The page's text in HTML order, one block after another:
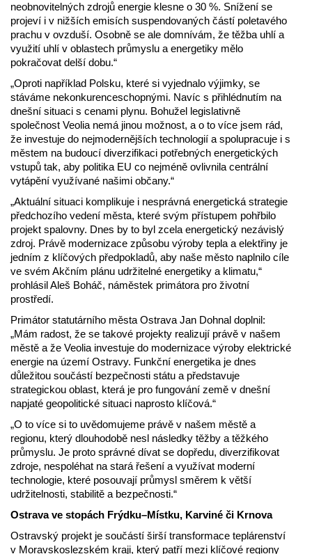
neobnovitelných zdrojů energie klesne o 30 %. Snížení se
projeví i v nižších emisích suspendovaných částí poletavého
prachu v ovzduší. Osobně se ale domnívám, že těžba uhlí a
využití uhlí v oblastech průmyslu a energetiky mělo
pokračovat delší dobu.“
„Oproti například Polsku, které si vyjednalo výjimky, se
stáváme nekonkurenceschopnými. Navíc s přihlédnutím na
dnešní situaci s cenami plynu. Bohužel legislativně
společnost Veolia nemá jinou možnost, a o to více jsem rád,
že investuje do nejmodernějších technologií a spolupracuje i s
městem na budoucí diverzifikaci potřebných energetických
vstupů tak, aby politika EU co nejméně ovlivnila centrální
vytápění využívané našimi občany.“
„Aktuální situaci komplikuje i nesprávná energetická strategie
předchozího vedení města, které svým přístupem pohřbilo
projekt spalovny. Dnes by to byl zcela energetický nezávislý
zdroj. Právě modernizace způsobu výroby tepla a elektřiny je
jedním z klíčových předpokladů, aby naše město naplnilo cíle
ve svém Akčním plánu udržitelné energetiky a klimatu,“
prohlásil Aleš Boháč, náměstek primátora pro životní
prostředí.
Primátor statutárního města Ostrava Jan Dohnal doplnil:
„Mám radost, že se takové projekty realizují právě v našem
městě a že Veolia investuje do modernizace výroby elektrické
energie na území Ostravy. Funkční energetika je dnes
důležitou součástí bezpečnosti státu a představuje
strategickou oblast, která je pro fungování země v dnešní
napjaté geopolitické situaci naprosto klíčová.“
„O to více si to uvědomujeme právě v našem městě a
regionu, který dlouhodobě nesl následky těžby a těžkého
průmyslu. Je proto správné dívat se dopředu, diverzifikovat
zdroje, nespoléhat na stará řešení a využívat moderní
technologie, které posouvají průmysl směrem k větší
udržitelnosti, stabilitě a bezpečnosti.“
Ostrava ve stopách Frýdku–Místku, Karviné či Krnova
Ostravský projekt je součástí širší transformace teplárenství
v Moravskoslezském kraji, který patří mezi klíčové regiony